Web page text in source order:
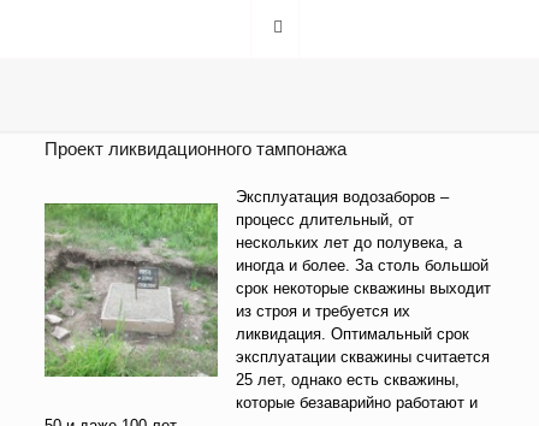
Проект ликвидационного тампонажа
Эксплуатация водозаборов –
процесс длительный, от
нескольких лет до полувека, а
иногда и более. За столь большой
срок некоторые скважины выходит
из строя и требуется их
ликвидация. Оптимальный срок
эксплуатации скважины считается
25 лет, однако есть скважины,
которые безаварийно работают и